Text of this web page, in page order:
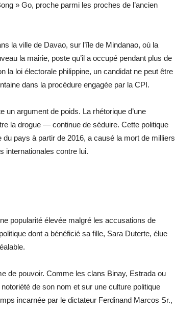
» Go, proche parmi les proches de l’ancien
la ville de Davao, sur l’île de Mindanao, où la
la mairie, poste qu’il a occupé pendant plus de
la loi électorale philippine, un candidat ne peut être
dans la procédure engagée par la CPI.
argument de poids. La rhétorique d’une
la drogue — continue de séduire. Cette politique
pays à partir de 2016, a causé la mort de milliers
internationales contre lui.
popularité élevée malgré les accusations de
dont a bénéficié sa fille, Sara Duterte, élue
de pouvoir. Comme les clans Binay, Estrada ou
de son nom et sur une culture politique
incarnée par le dictateur Ferdinand Marcos Sr.,